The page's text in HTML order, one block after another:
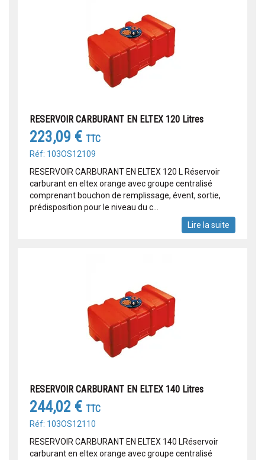
RESERVOIR CARBURANT EN ELTEX 120 Litres
223,09 € TTC
Réf: 103OS12109
RESERVOIR CARBURANT EN ELTEX 120 L Réservoir
carburant en eltex orange avec groupe centralisé
comprenant bouchon de remplissage, évent, sortie,
prédisposition pour le niveau du c...
Lire la suite
RESERVOIR CARBURANT EN ELTEX 140 Litres
244,02 € TTC
Réf: 103OS12110
RESERVOIR CARBURANT EN ELTEX 140 LRéservoir
carburant en eltex orange avec groupe centralisé